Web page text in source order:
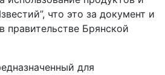
что это за документ и
правительстве Брянской
для